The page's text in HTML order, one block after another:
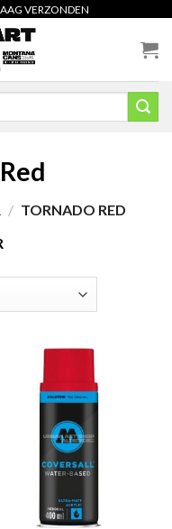
VERZONDEN
/ TORNADO RED